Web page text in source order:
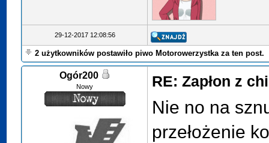
29-12-2017 12:08:56
2 użytkowników postawiło piwo Motorowerzystka za ten post.
Ogór200
Nowy RE: Zapłon z
Nie no na
przełożenie